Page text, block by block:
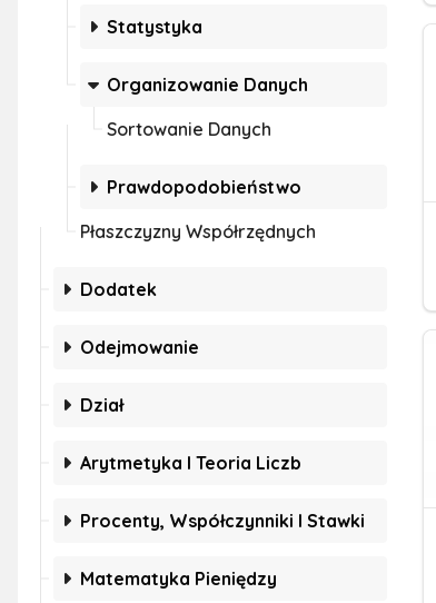
Statystyka
Organizowanie Danych
Sortowanie Danych
Prawdopodobieństwo
Płaszczyzny Współrzędnych
Dodatek
Odejmowanie
Dział
Arytmetyka I Teoria Liczb
Procenty, Współczynniki I Stawki
Matematyka Pieniędzy